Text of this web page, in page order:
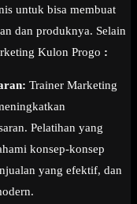
untuk bisa membuat
dan produknya. Selain
Kulon Progo :
Trainer Marketing
Pelatihan yang
konsep-konsep
yang efektif, dan